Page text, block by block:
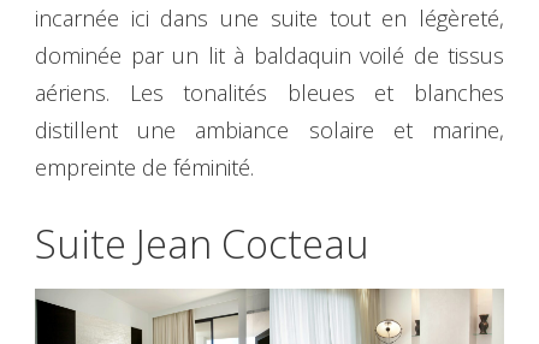
incarnée ici dans une suite tout en légèreté,
dominée par un lit à baldaquin voilé de tissus
aériens. Les tonalités bleues et blanches
distillent une ambiance solaire et marine,
empreinte de féminité.
Suite Jean Cocteau